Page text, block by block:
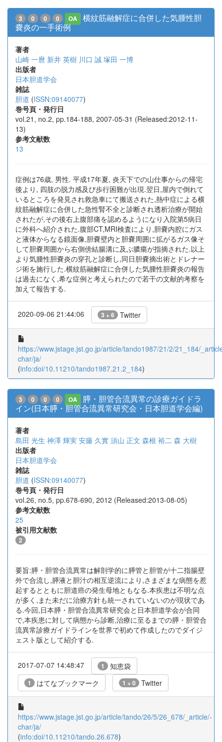
3 0 0 0 OA
横紋筋融解症に合併した気腫性胆
嚢炎の一手術例
著者
山崎 一麿 新井 英樹 川口 誠 塚田 一博
出版者
日本胆道学会
雑誌
胆道 (ISSN:09140077)
巻号頁・発行日
vol.21, no.2, pp.184-188, 2007-05-31 (Released:2012-11-
13)
参考文献数
13
症例は76歳, 男性. 平成17年夏, 炎天下での山仕事からの帰宅
後より, 四肢の脱力感及び歩行困難が出現.翌日,屋内で倒れて
いるところを発見され救急車にて搬送された,熱中症による横
紋筋融解症に合併した急性腎不全と診断され透析治療が開始
されたが,その後右上腹部痛を認めるようになり入院第5病日
に外科へ紹介された.腹部CT,MRI検査により,胆嚢内腔にガス
と液体からなる鏡面像,胆嚢壁内と胆嚢周囲に拡がるガス像そ
して胆嚢周囲から右側傍結腸溝に及ぶ膿瘍が指摘された.以上
より気腫性胆嚢炎の穿孔と診断し,同日胆嚢摘出術とドレナー
ジ術を施行した.横紋筋融解症に合併した気腫性胆嚢炎の報告
は過去になく,希な症例と考えられたので若干の文献的考察を
加えて報告する.
2020-09-06 21:44:06 3 + 6 Twitter
https://www.jstage.jst.go.jp/article/tando1987/21/2/21_184/
char/ja/
(info:doi/10.11210/tando1987.21.2_184)
3 0 0 0 OA
膵・胆管合流異常の診療ガイドラ
イン(日本膵・胆管合流異常研究会・日本胆道学会編)
著者
島田 光生 神澤 輝実 安藤 久實 須山 正文 森根 裕二 森 大樹
出版者
日本胆道学会
雑誌
胆道 (ISSN:09140077)
巻号頁・発行日
vol.26, no.5, pp.678-690, 2012 (Released:2013-08-05)
参考文献数
25
被引用文献数
2
要旨:膵・胆管合流異常は解剖学的に膵管と胆管が十二指腸壁
外で合流し,膵液と胆汁の相互逆流により,さまざまな病態を惹
起するとともに胆道癌の発生母地ともなる.本疾患は不明な点
が多く,また未だに治療方針も統一されていないのが現状であ
る.今回,日本膵・胆管合流異常研究会と日本胆道学会が合同
で,本疾患に対して病態から診断,治療に至るまでの膵・胆管合
流異常診療ガイドラインを世界で初めて作成したのでダイジ
ェスト版として紹介する.
2017-07-07 14:48:47 1 知恵袋
1 はてなブックマーク 1 + 0 Twitter
https://www.jstage.jst.go.jp/article/tando/26/5/26_678/_article/-
char/ja/
(info:doi/10.11210/tando.26.678)